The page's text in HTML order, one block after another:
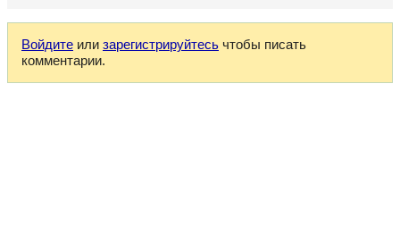
Войдите или зарегистрируйтесь чтобы писать
комментарии.